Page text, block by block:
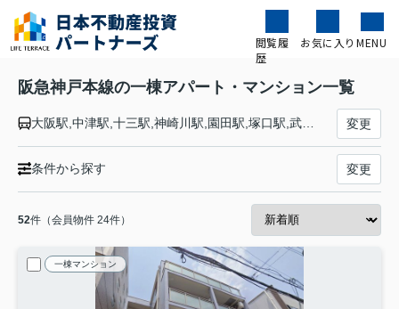
閲覧履
歴
お気に入り MENU
阪急神戸本線の一棟アパート・マンション一覧
変更
条件から探す 変更
52件（会員物件 24件）
一棟マンション